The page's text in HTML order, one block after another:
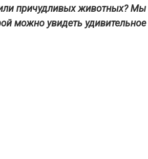
причудливых животных? Мы
можно увидеть удивительное